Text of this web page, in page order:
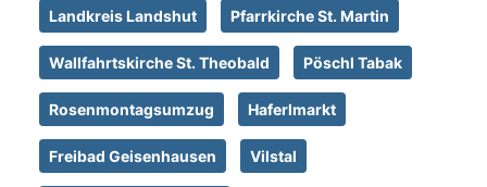
Landkreis Landshut Pfarrkirche St. Martin
Wallfahrtskirche St. Theobald Pöschl Tabak
Rosenmontagsumzug Haferlmarkt
Freibad Geisenhausen Vilstal